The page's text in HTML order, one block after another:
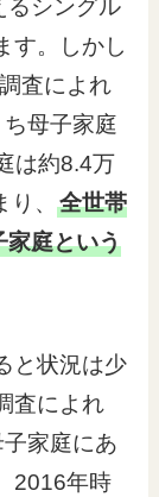
るシングル
す。しかし
査によれ
母子家庭
は約8.4万
り、全世帯
家庭という
と状況は少
査によれ
子家庭にあ
2016年時